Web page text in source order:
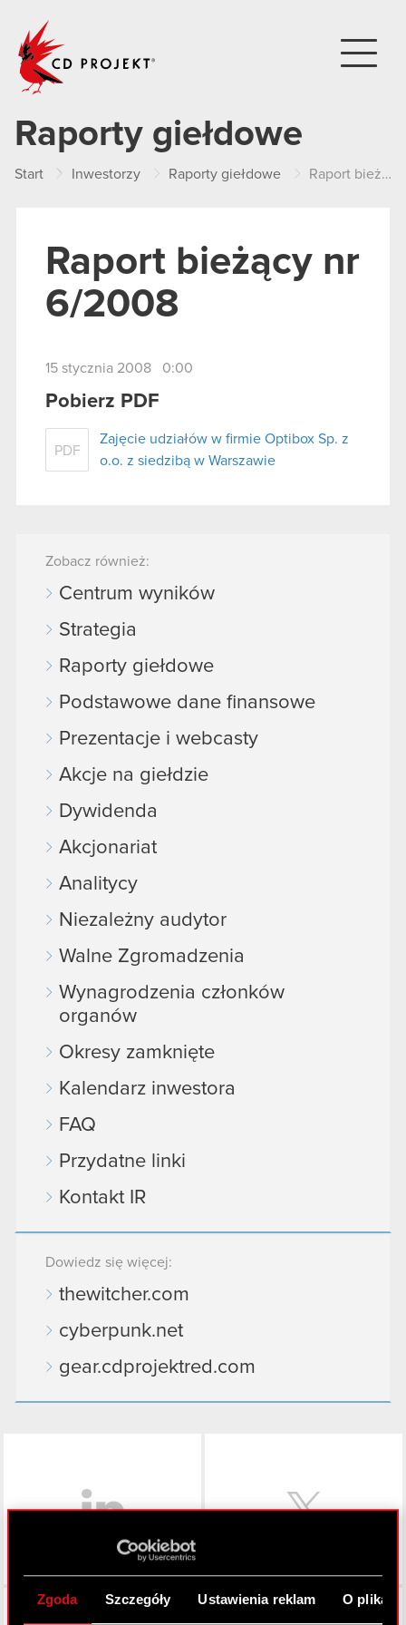
Zgoda Szczegóły Ustawienia reklam O
Raporty giełdowe
Start Inwestorzy Raporty giełdowe Raport bieżący nr 6/2008
Raport bieżący nr
6/2008
15 stycznia 2008 0:00
Pobierz PDF
PDF
Zajęcie udziałów w firmie Optibox Sp. z
o.o. z siedzibą w Warszawie
Zobacz również:
Centrum wyników
Strategia
Raporty giełdowe
Podstawowe dane finansowe
Prezentacje i webcasty
Akcje na giełdzie
Dywidenda
Akcjonariat
Analitycy
Niezależny audytor
Walne Zgromadzenia
Wynagrodzenia członków
organów
Okresy zamknięte
Kalendarz inwestora
FAQ
Przydatne linki
Kontakt IR
Dowiedz się więcej:
thewitcher.com
cyberpunk.net
gear.cdprojektred.com
Facebook